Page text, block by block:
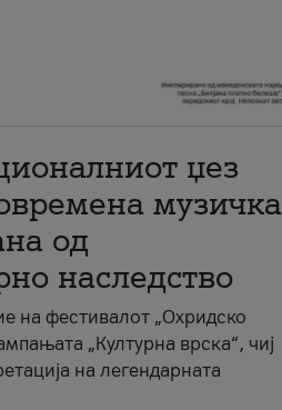
џез
музичка
од
наследство
на фестивалот „Охридско
„Културна врска“, чиј
на легендарната